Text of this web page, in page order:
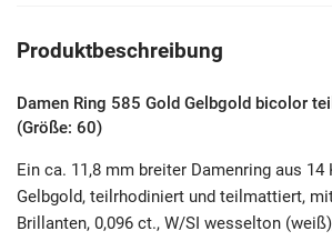
Produktbeschreibung
Damen Ring 585 Gold Gelbgold bicolor
(Größe: 60)
Ein ca. 11,8 mm breiter Damenring aus 14
Gelbgold, teilrhodiniert und teilmattiert,
Brillanten, 0,096 ct., W/SI wesselton